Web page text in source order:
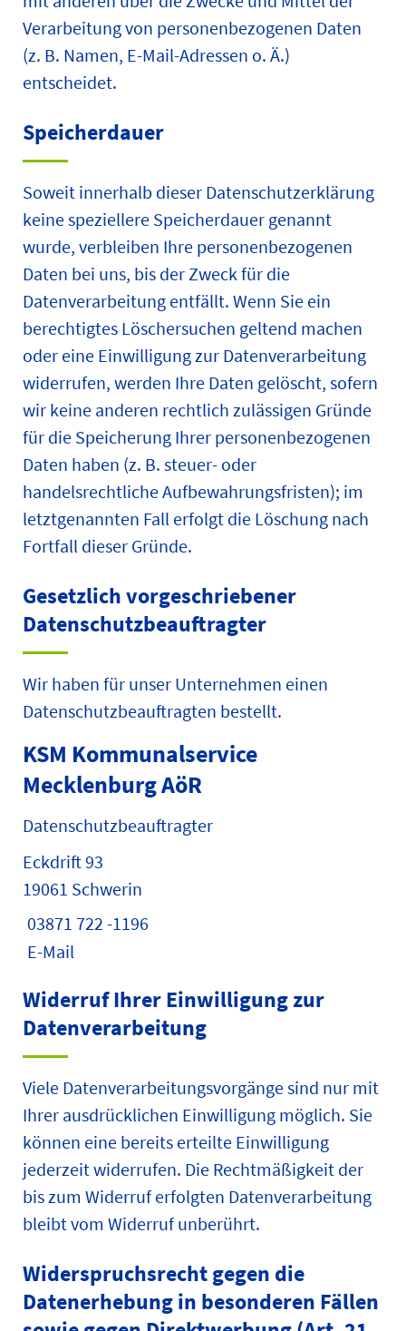
Verarbeitung von personenbezogenen Daten
(z. B. Namen, E-Mail-Adressen o. Ä.)
entscheidet.
Speicherdauer
Soweit innerhalb dieser Datenschutzerklärung
keine speziellere Speicherdauer genannt
wurde, verbleiben Ihre personenbezogenen
Daten bei uns, bis der Zweck für die
Datenverarbeitung entfällt. Wenn Sie ein
berechtigtes Löschersuchen geltend machen
oder eine Einwilligung zur Datenverarbeitung
widerrufen, werden Ihre Daten gelöscht, sofern
wir keine anderen rechtlich zulässigen Gründe
für die Speicherung Ihrer personenbezogenen
Daten haben (z. B. steuer- oder
handelsrechtliche Aufbewahrungsfristen); im
letztgenannten Fall erfolgt die Löschung nach
Fortfall dieser Gründe.
Gesetzlich vorgeschriebener
Datenschutz­beauftragter
Wir haben für unser Unternehmen einen
Datenschutzbeauftragten bestellt.
KSM Kommunalservice
Mecklenburg AöR
Datenschutzbeauftragter
Eckdrift 93
19061 Schwerin
03871 722 -1196
E-Mail
Widerruf Ihrer Einwilligung zur
Datenverarbeitung
Viele Datenverarbeitungsvorgänge sind nur mit
Ihrer ausdrücklichen Einwilligung möglich. Sie
können eine bereits erteilte Einwilligung
jederzeit widerrufen. Die Rechtmäßigkeit der
bis zum Widerruf erfolgten Datenverarbeitung
bleibt vom Widerruf unberührt.
Widerspruchsrecht gegen die
Datenerhebung in besonderen Fällen